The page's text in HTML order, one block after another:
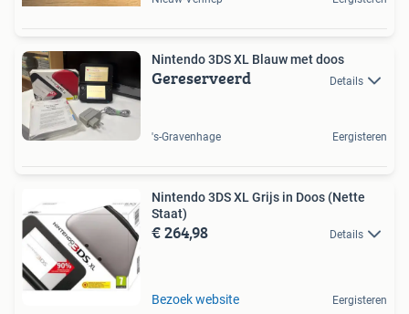
Nintendo 3DS XL Blauw met doos
Gereserveerd Details
's-Gravenhage Eergisteren
Nintendo 3DS XL Grijs in Doos (Nette
Staat)
€ 264,98 Details
Bezoek website Eergisteren